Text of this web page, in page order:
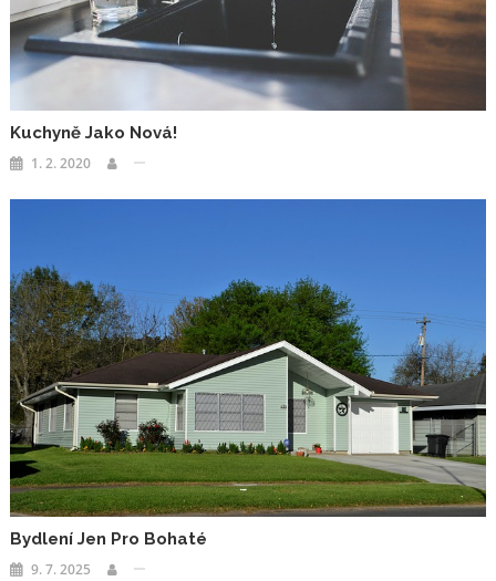
Kuchyně Jako Nová!
1. 2. 2020
Bydlení Jen Pro Bohaté
9. 7. 2025